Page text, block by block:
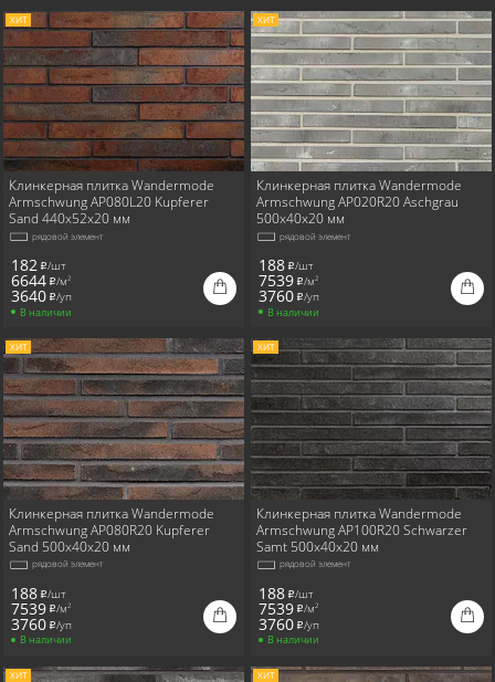
Для камина Для печи Для бани Для улицы На стену
ХИТ
Клинкерная плитка Wandermode
Armschwung AP080L20 Kupferer
Sand 440x52x20 мм
рядовой элемент
182 i/шт
6644 i/м2
3640 i/уп
В наличии
ХИТ
Клинкерная плитка Wandermode
Armschwung AP020R20 Aschgrau
500x40x20 мм
рядовой элемент
188 i/шт
7539 i/м2
3760 i/уп
В наличии
ХИТ
Клинкерная плитка Wandermode
Armschwung AP080R20 Kupferer
Sand 500x40x20 мм
рядовой элемент
188 i/шт
7539 i/м2
3760 i/уп
В наличии
ХИТ
Клинкерная плитка Wandermode
Armschwung AP100R20 Schwarzer
Samt 500x40x20 мм
рядовой элемент
188 i/шт
7539 i/м2
3760 i/уп
В наличии
ХИТ ХИТ